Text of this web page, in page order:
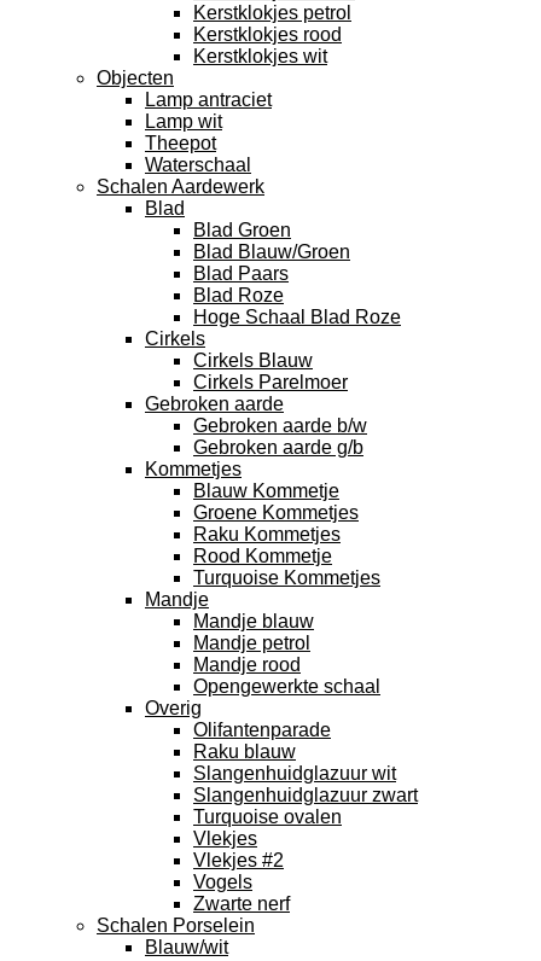
Kerstklokjes petrol
Kerstklokjes rood
Kerstklokjes wit
Objecten
Lamp antraciet
Lamp wit
Theepot
Waterschaal
Schalen Aardewerk
Blad
Blad Groen
Blad Blauw/Groen
Blad Paars
Blad Roze
Hoge Schaal Blad Roze
Cirkels
Cirkels Blauw
Cirkels Parelmoer
Gebroken aarde
Gebroken aarde b/w
Gebroken aarde g/b
Kommetjes
Blauw Kommetje
Groene Kommetjes
Raku Kommetjes
Rood Kommetje
Turquoise Kommetjes
Mandje
Mandje blauw
Mandje petrol
Mandje rood
Opengewerkte schaal
Overig
Olifantenparade
Raku blauw
Slangenhuidglazuur wit
Slangenhuidglazuur zwart
Turquoise ovalen
Vlekjes
Vlekjes #2
Vogels
Zwarte nerf
Schalen Porselein
Blauw/wit